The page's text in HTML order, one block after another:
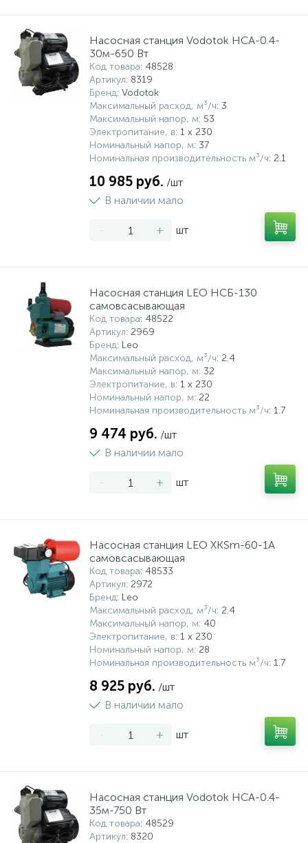
Насосная станция Vodotok НСА-0.4-
30м-650 Вт
Код товара: 48528
Артикул: 8319
Бренд: Vodotok
Максимальный расход, м³/ч: 3
Максимальный напор, м: 53
Электропитание, в: 1 x 230
Номинальный напор, м: 37
Номинальная производительность м³/ч: 2.1
10 985 руб. /шт
В наличии мало
- + шт
Насосная станция LEO НСБ-130
самовсасывающая
Код товара: 48522
Артикул: 2969
Бренд: Leo
Максимальный расход, м³/ч: 2.4
Максимальный напор, м: 32
Электропитание, в: 1 x 230
Номинальный напор, м: 22
Номинальная производительность м³/ч: 1.7
9 474 руб. /шт
В наличии мало
- + шт
Насосная станция LEO XKSm-60-1A
самовсасывающая
Код товара: 48533
Артикул: 2972
Бренд: Leo
Максимальный расход, м³/ч: 2.4
Максимальный напор, м: 40
Электропитание, в: 1 x 230
Номинальный напор, м: 28
Номинальная производительность м³/ч: 1.7
8 925 руб. /шт
В наличии мало
- + шт
Насосная станция Vodotok НСА-0.4-
35м-750 Вт
Код товара: 48529
Артикул: 8320